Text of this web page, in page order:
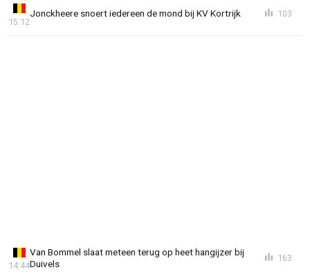
Jonckheere snoert iedereen de mond bij KV Kortrijk
15:12
103
Van Bommel slaat meteen terug op heet hangijzer bij
Duivels
14:44
163